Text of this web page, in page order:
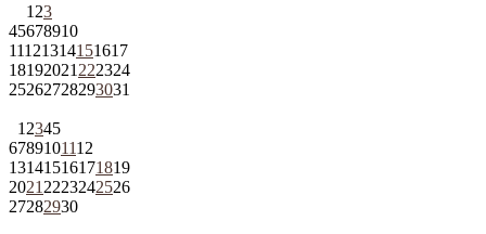
1 23
45678910
11121314151617
18192021 222324
25262728293031
1 2345
6789101112
13141516171819
2021 2223242526
27282930